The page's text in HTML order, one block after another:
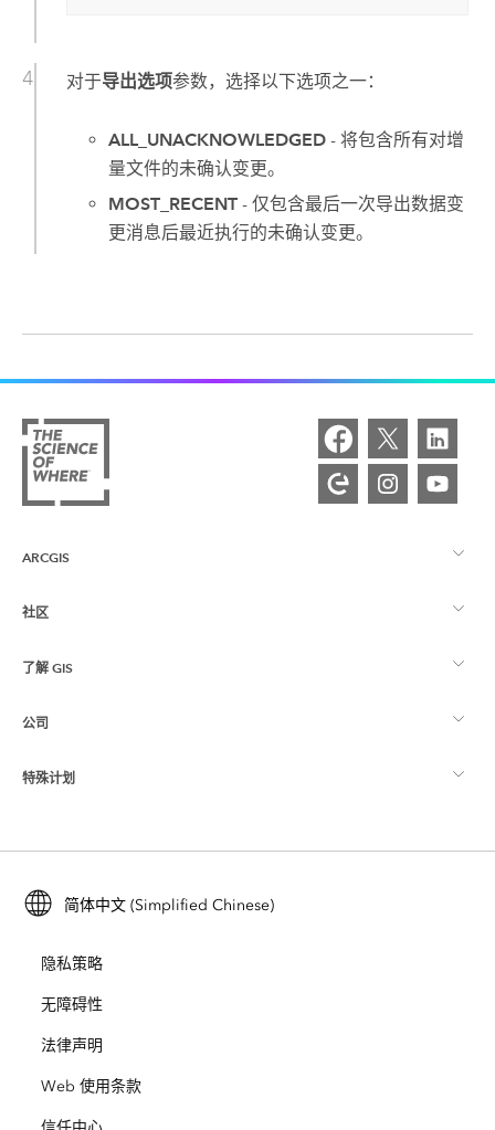
对于导出选项参数，选择以下选项之一：
ALL_UNACKNOWLEDGED - 将包含所有对增
量文件的未确认变更。
MOST_RECENT - 仅包含最后一次导出数据变
更消息后最近执行的未确认变更。
ARCGIS
ArcGIS 概览
制图
Esri Store
社区
Esri 社区
ArcGIS 博客
用户研究和测试
Esri 年轻专家关系网
了解 GIS
什么是 GIS？
位置智能
培训
ArcUser
ArcNews
ArcWatch
Esri Press
公司
关于 Esri
招贤纳士
开放视野
业务行为准则
特殊计划
ArcGIS for Student Use
保护
教育
简体中文 (Simplified Chinese)
隐私策略
无障碍性
法律声明
Web 使用条款